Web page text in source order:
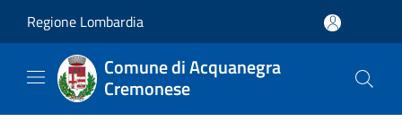
Regione Lombardia
Comune di Acquanegra
Cremonese